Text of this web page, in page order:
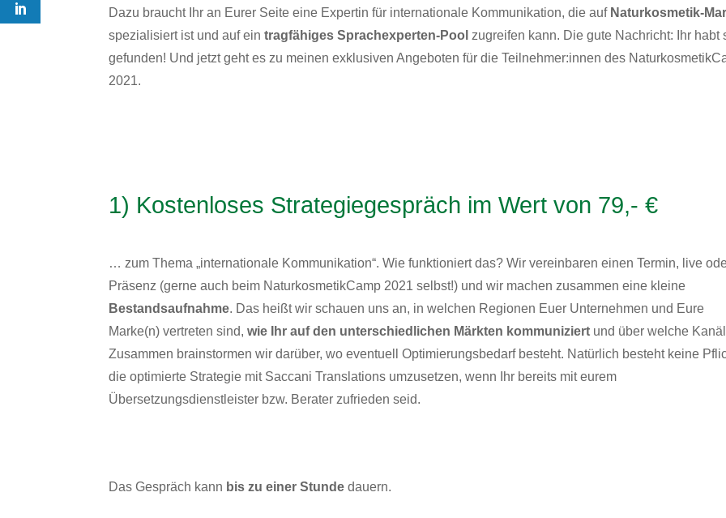
Dazu braucht Ihr an Eurer Seite eine Expertin für internationale Kommunikation, die auf Naturkosmetik-
spezialisiert ist und auf eintragfähiges Sprachexperten-Pool zugreifen kann. Die gute Nachricht: Ihr habt
gefunden! Und jetzt geht es zu meinen exklusiven Angeboten für die Teilnehmer:innen des
2021.
1) Kostenloses Strategiegespräch im Wert von 79,- €
… zum Thema „internationale Kommunikation“. Wie funktioniert das? Wir vereinbaren einen Termin, live
Präsenz (gerne auch beim NaturkosmetikCamp 2021 selbst!) und wir machen zusammen eine kleine
Bestandsaufnahme. Das heißt wir schauen uns an, in welchen Regionen Euer Unternehmen und Eure
Marke(n) vertreten sind,wie Ihr auf den unterschiedlichen Märkten kommuniziert und über welche
Zusammen brainstormen wir darüber, wo eventuell Optimierungsbedarf besteht. Natürlich besteht keine
die optimierte Strategie mit Saccani Translations umzusetzen, wenn Ihr bereits mit eurem
Übersetzungsdienstleister bzw. Berater zufrieden seid.
Das Gespräch kann bis zu einer Stunde dauern.